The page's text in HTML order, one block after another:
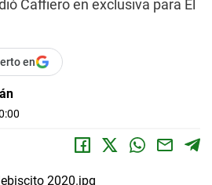
Caffiero en exclusiva para El
en